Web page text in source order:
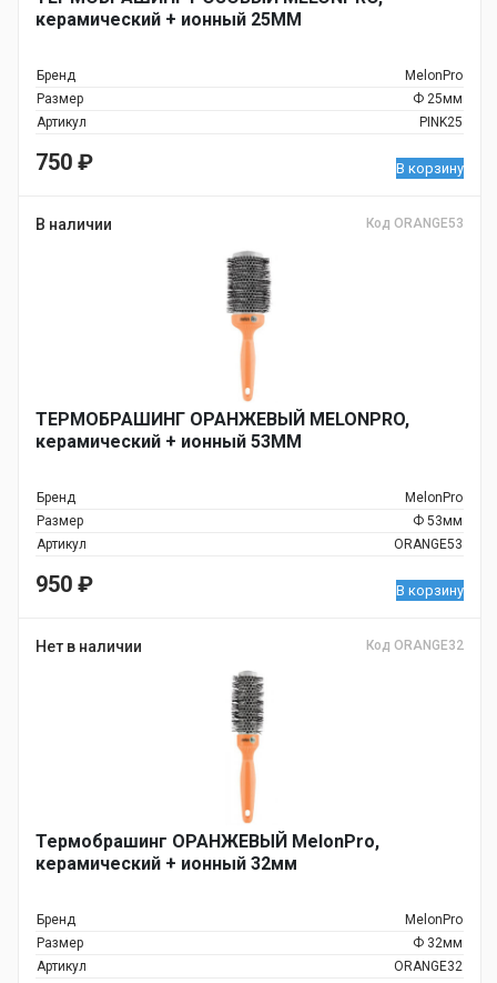
керамический + ионный 25ММ
Бренд
MelonPro
Размер
Ф 25мм
Артикул
PINK25
750 ₽ В корзину
В наличии Код ORANGE53
ТЕРМОБРАШИНГ ОРАНЖЕВЫЙ MELONPRO,
керамический + ионный 53ММ
Бренд
MelonPro
Размер
Ф 53мм
Артикул
ORANGE53
950 ₽ В корзину
Нет в наличии Код ORANGE32
Термобрашинг ОРАНЖЕВЫЙ MelonPro,
керамический + ионный 32мм
Бренд
MelonPro
Размер
Ф 32мм
Артикул
ORANGE32